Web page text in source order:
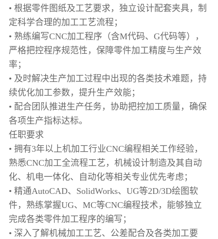
• 根据零件图纸及工艺要求，独立设计配套夹具，制
定科学合理的加工工艺流程；
• 熟练编写CNC加工程序（含M代码、G代码等），
严格把控程序规范性，保障零件加工精度与生产效
率；
• 及时解决生产加工过程中出现的各类技术难题，持
续优化加工参数，提升生产效能；
• 配合团队推进生产任务，协助把控加工质量，确保
各项生产指标达标。
任职要求
• 拥有3年以上机加工行业CNC编程相关工作经验，
熟悉CNC加工全流程工艺，机械设计制造及其自动
化、机电一体化、自动化等相关专业优先考虑；
• 精通AutoCAD、SolidWorks、UG等2D/3D绘图软
件，熟练掌握UG、MC等CNC编程技术，能够独立
完成各类零件加工程序的编写；
• 深入了解机械加工工艺、公差配合及各类加工要